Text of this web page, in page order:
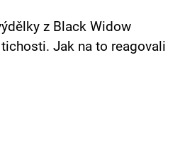
z Black Widow
Jak na to reagovali